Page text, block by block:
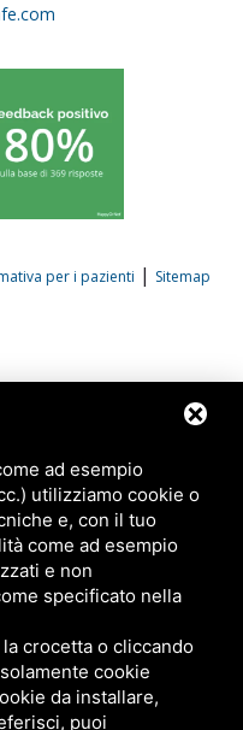
per i pazienti | Sitemap
ad esempio
utilizziamo cookie o
e, con il tuo
come ad esempio
e non
specificato nella
crocetta o cliccando
cookie
da installare,
puoi